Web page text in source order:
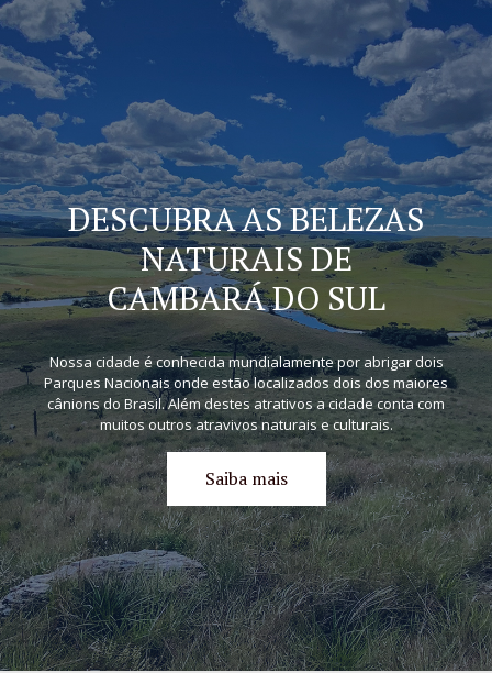
DESCUBRA AS BELEZAS
NATURAIS DE
CAMBARÁ DO SUL
Nossa cidade é conhecida mundialamente por abrigar dois
Parques Nacionais onde estão localizados dois dos maiores
cânions do Brasil. Além destes atrativos a cidade conta com
muitos outros atravivos naturais e culturais.
Saiba mais